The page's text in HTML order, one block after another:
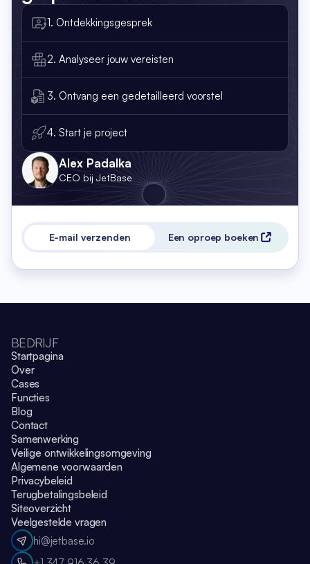
1. Ontdekkingsgesprek
2. Analyseer jouw vereisten
3. Ontvang een gedetailleerd voorstel
4. Start je project
Alex Padalka
CEO bij JetBase
E-mail verzenden Een oproep boeken
BEDRIJF
Startpagina
Over
Cases
Functies
Blog
Contact
Samenwerking
Veilige ontwikkelingsomgeving
Algemene voorwaarden
Privacybeleid
Terugbetalingsbeleid
Siteoverzicht
Veelgestelde vragen
hi@jetbase.io